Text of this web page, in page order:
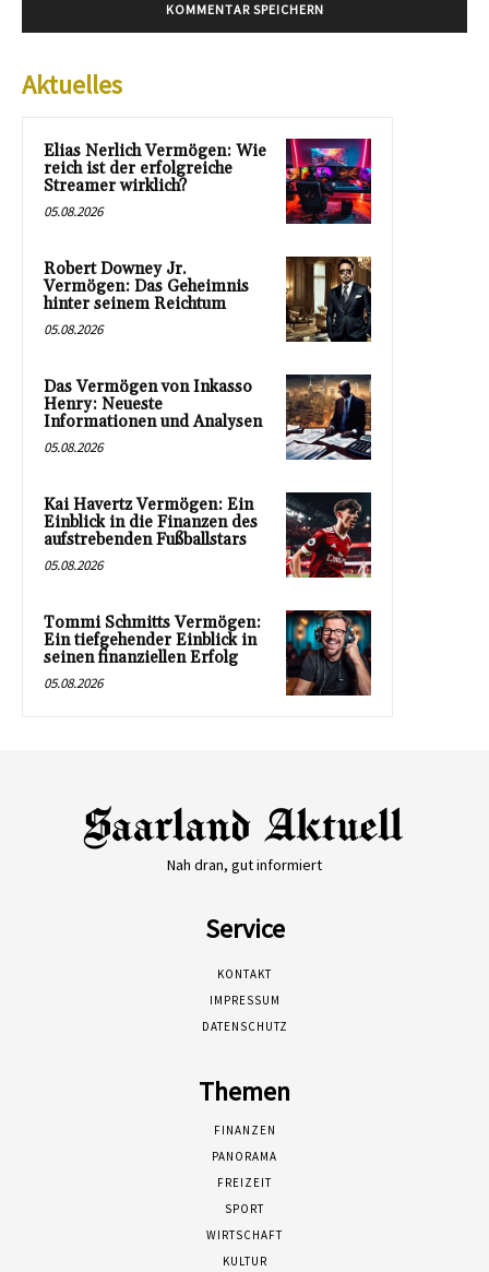
Aktuelles
Elias Nerlich Vermögen: Wie
reich ist der erfolgreiche
Streamer wirklich?
05.08.2026
Robert Downey Jr.
Vermögen: Das Geheimnis
hinter seinem Reichtum
05.08.2026
Das Vermögen von Inkasso
Henry: Neueste
Informationen und Analysen
05.08.2026
Kai Havertz Vermögen: Ein
Einblick in die Finanzen des
aufstrebenden Fußballstars
05.08.2026
Tommi Schmitts Vermögen:
Ein tiefgehender Einblick in
seinen finanziellen Erfolg
05.08.2026
Nah dran, gut informiert
Service
KONTAKT
IMPRESSUM
DATENSCHUTZ
Themen
FINANZEN
PANORAMA
FREIZEIT
SPORT
WIRTSCHAFT
KULTUR